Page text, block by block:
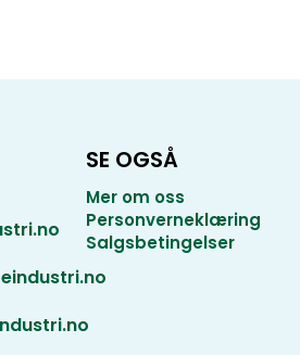
SE OGSÅ
Mer om oss
Personverneklæring
Salgsbetingelser